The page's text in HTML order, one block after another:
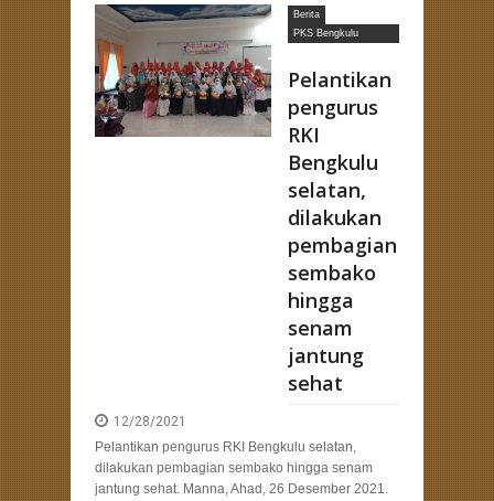
Berita
PKS Bengkulu
Pelantikan
pengurus
RKI
Bengkulu
selatan,
dilakukan
pembagian
sembako
hingga
senam
jantung
sehat
12/28/2021
Pelantikan pengurus RKI Bengkulu selatan,
dilakukan pembagian sembako hingga senam
jantung sehat. Manna, Ahad, 26 Desember 2021.